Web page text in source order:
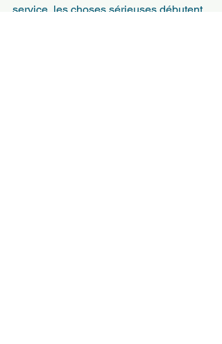
service, les choses sérieuses débutent